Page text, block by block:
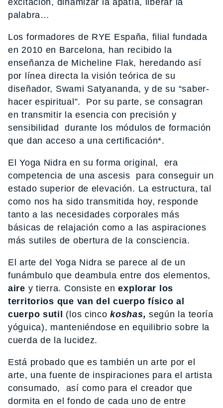
palabra…
Los formadores de RYE España, filial fundada
en 2010 en Barcelona, han recibido la
enseñanza de Micheline Flak, heredando así
por línea directa la visión teórica de su
diseñador, Swami Satyananda, y de su “saber-
hacer espiritual”. Por su parte, se consagran
en transmitir la esencia con precisión y
sensibilidad durante los módulos de formación
que dan acceso a una certificación*.
El Yoga Nidra en su forma original, era
competencia de una ascesis para conseguir un
estado superior de elevación. La estructura, tal
como nos ha sido transmitida hoy, responde
tanto a las necesidades corporales más
básicas de relajación como a las aspiraciones
más sutiles de obertura de la consciencia.
El arte del Yoga Nidra se parece al de un
funámbulo que deambula entre dos elementos,
aire y tierra. Consiste enexplorar los
territorios que van del cuerpo físico al
cuerpo sutil (los cincokoshas, según la teoría
yóguica), manteniéndose en equilibrio sobre la
cuerda de la lucidez.
Está probado que es también un arte por el
arte, una fuente de inspiraciones para el artista
consumado, así como para el creador que
dormita en el fondo de cada uno de entre